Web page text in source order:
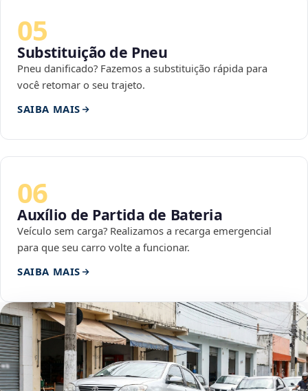
05
Substituição de Pneu
Pneu danificado? Fazemos a substituição rápida para
você retomar o seu trajeto.
SAIBA MAIS
06
Auxílio de Partida de Bateria
Veículo sem carga? Realizamos a recarga emergencial
para que seu carro volte a funcionar.
SAIBA MAIS